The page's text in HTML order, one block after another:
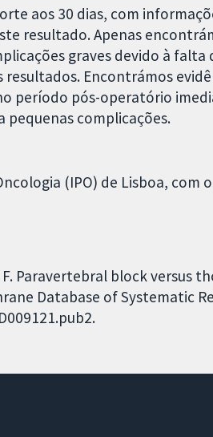
aos 30 dias, com
resultado. Apenas
graves devido à falta
Encontrámos
período pós-operatório
pequenas complicações.
(IPO) de Lisboa, com
F. Paravertebral block versus
Database of Systematic